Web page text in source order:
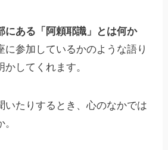
にある「阿頼耶識」とは何か
に参加しているかのような語り
してくれます。
いたりするとき、心のなかでは